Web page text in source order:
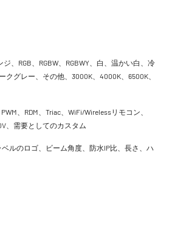
、RGB、RGBW、RGBWY、白、温かい白、冷
グレー、その他、3000K、4000K、6500K、
、RDM、Triac、WiFi/Wirelessリモコン、
、需要としてのカスタム
ルのロゴ、ビーム角度、防水IP比、長さ、ハ